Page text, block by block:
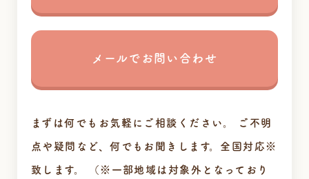
メールでお問い合わせ
まずは何でもお気軽にご相談ください。 ご不明
点や疑問など、何でもお聞きします。全国対応※
致します。 （※一部地域は対象外となっており